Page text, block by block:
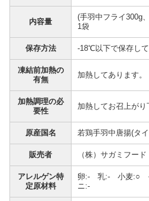
内容量
(手羽中フライ300g
1袋
保存方法 -18℃以下で保存して
凍結前加熱の
有無
加熱してあります。
加熱調理の必
要性
加熱してお召上がり
原産国名 若鶏手羽中唐揚(タ
販売者 （株）サガミフード
アレルゲン特
定原材料
卵:- 乳:- 小麦:○
ニ:-